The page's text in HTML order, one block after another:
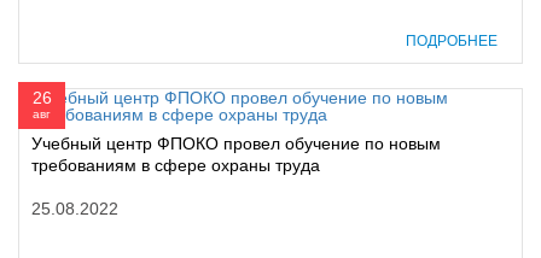
ПОДРОБНЕЕ
26
авг
Учебный центр ФПОКО провел обучение по новым
требованиям в сфере охраны труда
25.08.2022